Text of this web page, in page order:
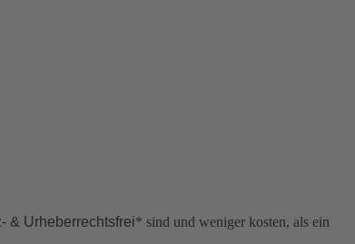
& Urheberrechtsfrei* sind und weniger kosten, als ein